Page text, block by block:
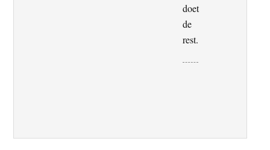
doet
de
rest.